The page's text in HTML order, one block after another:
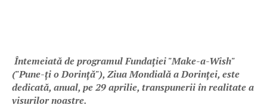
Întemeiată de programul Fundației "Make-a-Wish"
("Pune-ți o Dorință"), Ziua Mondială a Dorinței, este
dedicată, anual, pe 29 aprilie, transpunerii în realitate a
visurilor noastre.